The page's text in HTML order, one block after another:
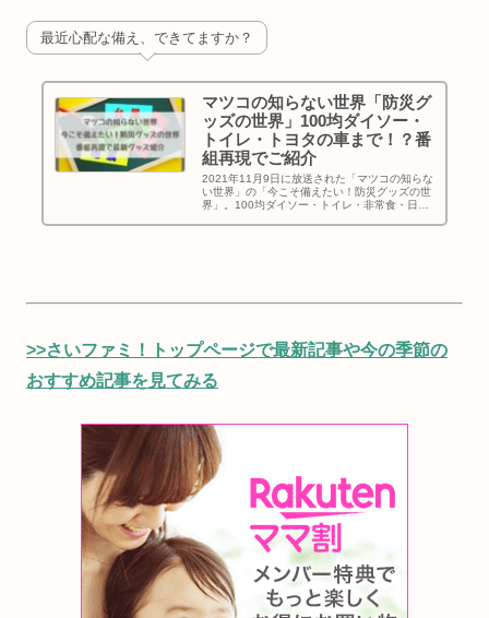
最近心配な備え、できてますか？
マツコの知らない世界「防災グ
ッズの世界」100均ダイソー・
トイレ・トヨタの車まで！？番
組再現でご紹介
2021年11月9日に放送された「マツコの知らな
い世界」の「今こそ備えたい！防災グッズの世
界」。100均ダイソー・トイレ・非常食・日常
>>さいファミ！トップページで最新記事や今の季節の
おすすめ記事を見てみる